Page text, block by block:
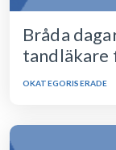
Bråda
tandläkare
OKATEGORISERADE